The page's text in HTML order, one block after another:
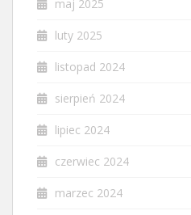
maj 2025
luty 2025
listopad 2024
sierpień 2024
lipiec 2024
czerwiec 2024
marzec 2024